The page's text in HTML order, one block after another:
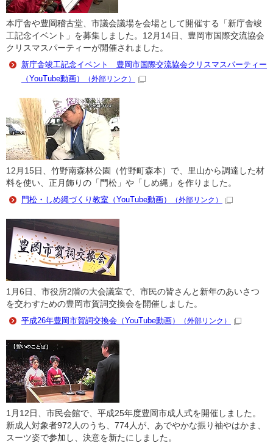
本庁舎や豊岡稽古堂、市議会議場を会場として開催する「新庁舎竣
工記念イベント」を募集しました。12月14日、豊岡市国際交流協会
クリスマスパーティーが開催されました。
新庁舎竣工記念イベント 豊岡市国際交流協会クリスマスパーティー
（YouTube動画）
（外部リンク）
12月15日、竹野南森林公園（竹野町森本）で、里山から調達した材
料を使い、正月飾りの「門松」や「しめ縄」を作りました。
門松・しめ縄づくり教室（YouTube動画）
（外部リンク）
1月6日、市役所2階の大会議室で、市民の皆さんと新年のあいさつ
を交わすための豊岡市賀詞交換会を開催しました。
平成26年豊岡市賀詞交換会（YouTube動画）
（外部リンク）
1月12日、市民会館で、平成25年度豊岡市成人式を開催しました。
新成人対象者972人のうち、774人が、あでやかな振り袖やはかま、
スーツ姿で参加し、決意を新たにしました。